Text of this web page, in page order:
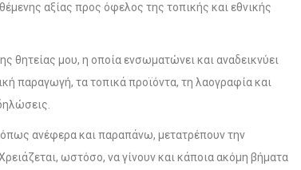
αξίας προς όφελος της τοπικής και εθνικής
θητείας μου, η οποία ενσωματώνει και αναδεικνύει
παραγωγή, τα τοπικά προϊόντα, τη λαογραφία και
ανέφερα και παραπάνω, μετατρέπουν την
ωστόσο, να γίνουν και κάποια ακόμη βήματα